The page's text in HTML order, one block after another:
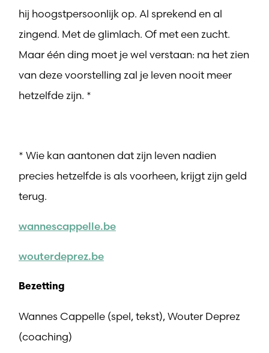
hij hoogstpersoonlijk op. Al sprekend en al
zingend. Met de glimlach. Of met een zucht.
Maar één ding moet je wel verstaan: na het zien
van deze voorstelling zal je leven nooit meer
hetzelfde zijn. *
* Wie kan aantonen dat zijn leven nadien
precies hetzelfde is als voorheen, krijgt zijn geld
terug.
wannescappelle.be
wouterdeprez.be
Bezetting
Wannes Cappelle (spel, tekst), Wouter Deprez
(coaching)